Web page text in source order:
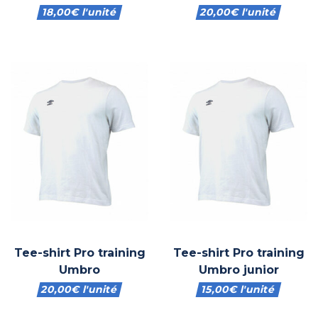
18,00€l'unité 20,00€l'unité
Tee-shirt Pro training
Umbro
20,00€l'unité
Tee-shirt Pro training
Umbro junior
15,00€l'unité